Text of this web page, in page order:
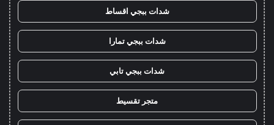
شدات ببجي اقساط
شدات ببجي تمارا
شدات ببجي تابي
متجر تقسيط